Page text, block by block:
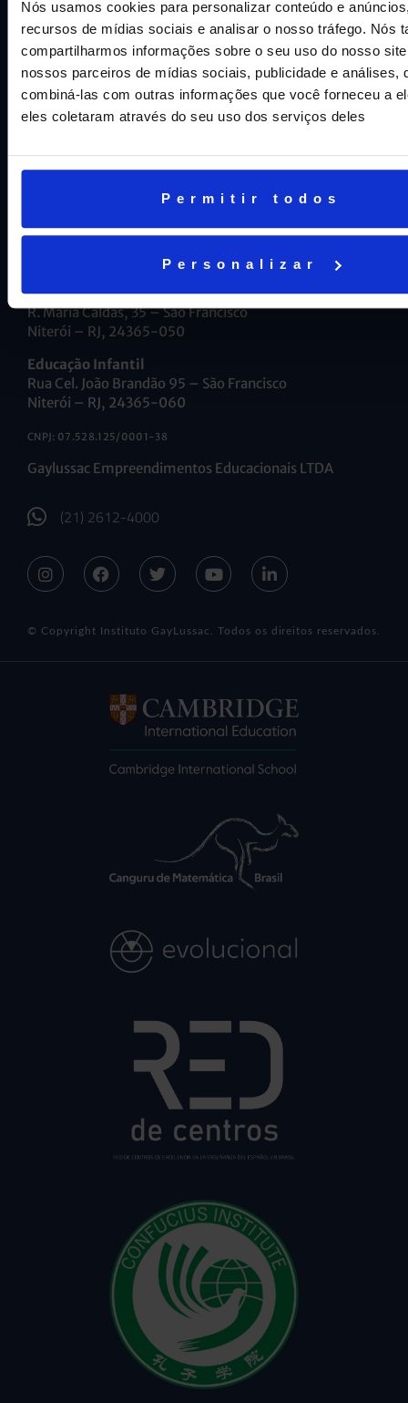
Nós usamos cookies para personalizar conteúdo e
recursos de mídias sociais e analisar o nosso tráfego. Nós
compartilharmos informações sobre o seu uso do nosso
nossos parceiros de mídias sociais, publicidade e análises,
combiná-las com outras informações que você forneceu a
eles coletaram através do seu uso dos serviços deles
Permitir todos
Personalizar
Fale conosco
Trabalhe Conosco
Aviso geral de proteção de dados
Alunos e Responsáveis
Professores
Ensino Fundamental e Médio
R. Maria Caldas, 35 – São Francisco
Niterói – RJ, 24365-050
Educação Infantil
Rua Cel. João Brandão 95 – São Francisco
Niterói – RJ, 24365-060
CNPJ: 07.528.125/0001-38
Gaylussac Empreendimentos Educacionais LTDA
(21) 2612-4000
© Copyright Instituto GayLussac. Todos os direitos reservados.